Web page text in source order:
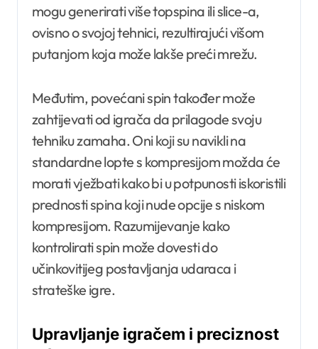
mogu generirati više topspina ili slice-a,
ovisno o svojoj tehnici, rezultirajući višom
putanjom koja može lakše preći mrežu.
Međutim, povećani spin također može
zahtijevati od igrača da prilagode svoju
tehniku zamaha. Oni koji su navikli na
standardne lopte s kompresijom možda će
morati vježbati kako bi u potpunosti iskoristili
prednosti spina koji nude opcije s niskom
kompresijom. Razumijevanje kako
kontrolirati spin može dovesti do
učinkovitijeg postavljanja udaraca i
strateške igre.
Upravljanje igračem i preciznost